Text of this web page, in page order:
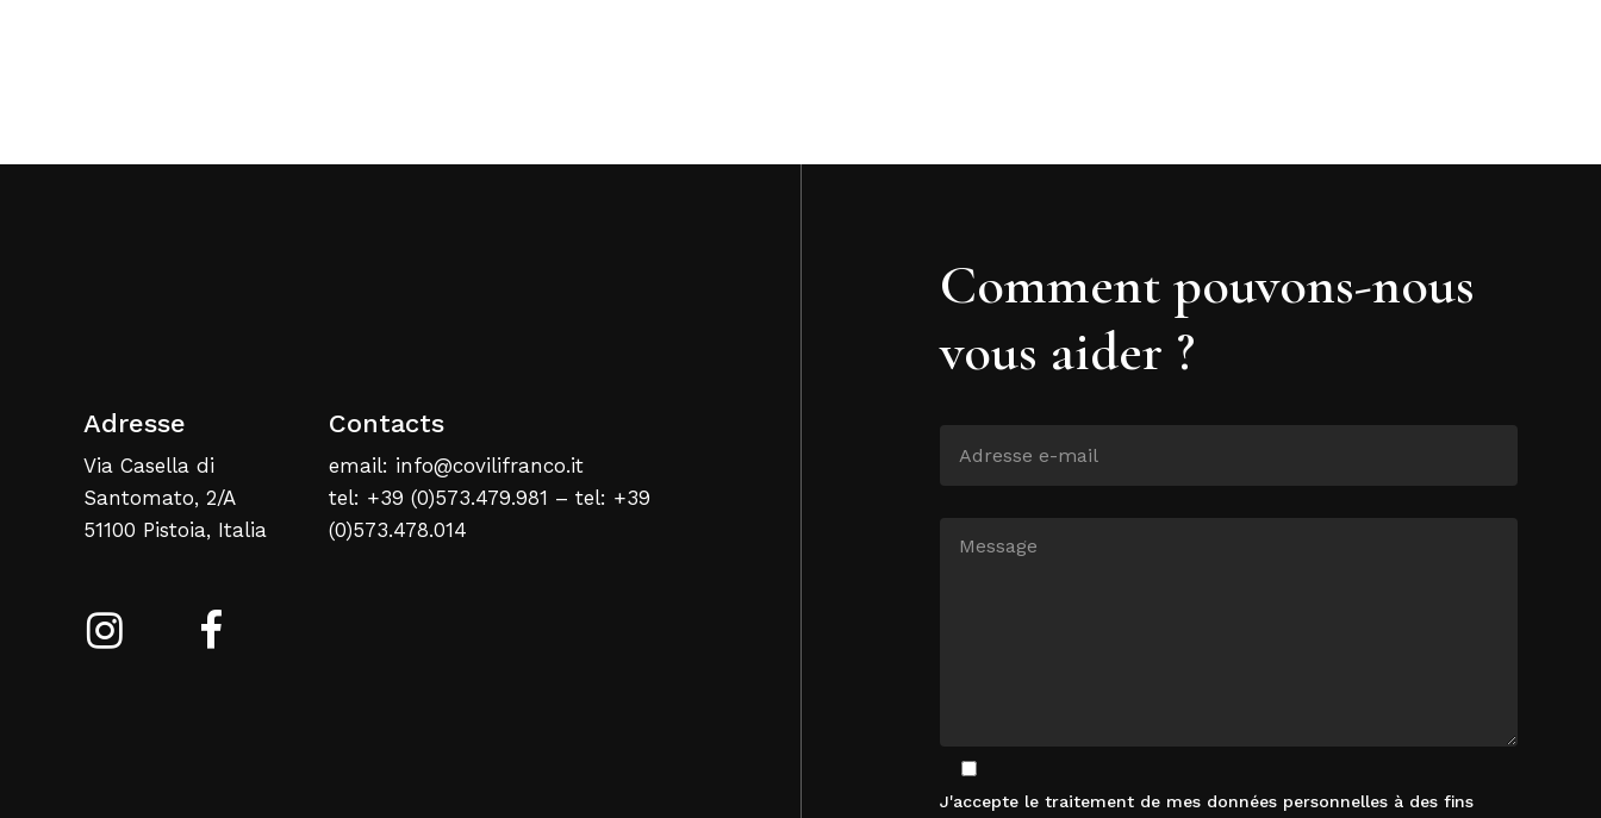
Adresse
Via Casella di
Santomato, 2/A
51100 Pistoia, Italia
Contacts
email: info@covilifranco.it
tel: +39 (0)573.479.981 – tel: +39
(0)573.478.014
Comment pouvons-nous
vous aider ?
J'accepte le traitement de mes données personnelles à des fins